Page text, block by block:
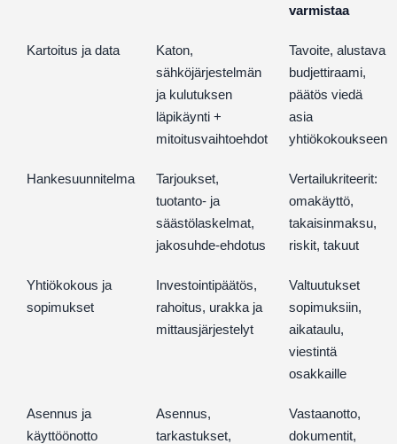
varmistaa
Kartoitus ja data
Katon,
sähköjärjestelmän
ja kulutuksen
läpikäynti +
mitoitusvaihtoehdot
Tavoite, alustava
budjettiraami,
päätös viedä
asia
yhtiökokoukseen
Hankesuunnitelma
Tarjoukset,
tuotanto- ja
säästölaskelmat,
jakosuhde-ehdotus
Vertailukriteerit:
omakäyttö,
takaisinmaksu,
riskit, takuut
Yhtiökokous ja
sopimukset
Investointipäätös,
rahoitus, urakka ja
mittausjärjestelyt
Valtuutukset
sopimuksiin,
aikataulu,
viestintä
osakkaille
Asennus ja
käyttöönotto
Asennus,
tarkastukset,
Vastaanotto,
dokumentit,